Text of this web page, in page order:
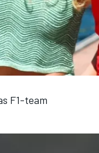
F1-team